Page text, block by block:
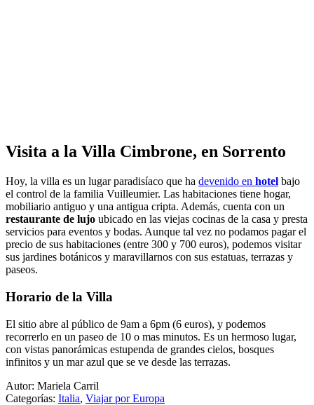
Visita a la Villa Cimbrone, en Sorrento
Hoy, la villa es un lugar paradisíaco que ha devenido en hotel bajo
el control de la familia Vuilleumier. Las habitaciones tiene hogar,
mobiliario antiguo y una antigua cripta. Además, cuenta con un
restaurante de lujo ubicado en las viejas cocinas de la casa y presta
servicios para eventos y bodas. Aunque tal vez no podamos pagar el
precio de sus habitaciones (entre 300 y 700 euros), podemos visitar
sus jardines botánicos y maravillarnos con sus estatuas, terrazas y
paseos.
Horario de la Villa
El sitio abre al público de 9am a 6pm (6 euros), y podemos
recorrerlo en un paseo de 10 o mas minutos. Es un hermoso lugar,
con vistas panorámicas estupenda de grandes cielos, bosques
infinitos y un mar azul que se ve desde las terrazas.
Autor: Mariela Carril
Categorías: Italia, Viajar por Europa